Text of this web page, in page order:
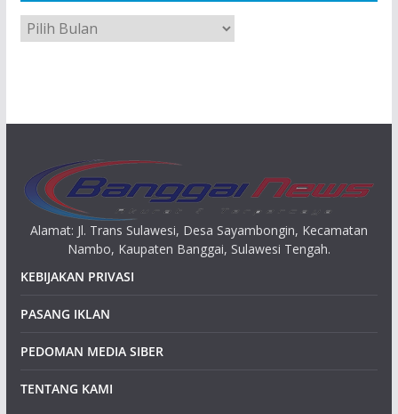
A
r
Alamat: Jl. Trans Sulawesi, Desa Sayambongin, Kecamatan
Nambo, Kaupaten Banggai, Sulawesi Tengah.
KEBIJAKAN PRIVASI
PASANG IKLAN
PEDOMAN MEDIA SIBER
TENTANG KAMI